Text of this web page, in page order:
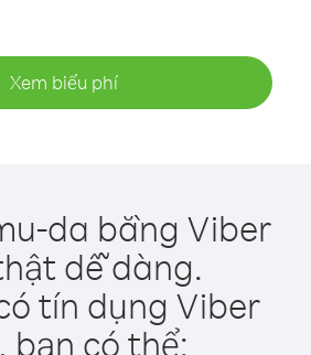
Xem biểu phí
da bằng Viber
dễ dàng.
tín dụng Viber
bạn có thể: